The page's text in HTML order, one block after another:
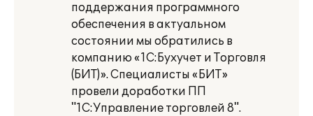
поддержания программного
обеспечения в актуальном
состоянии мы обратились в
компанию «1С:Бухучет и Торговля
(БИТ)». Специалисты «БИТ»
провели доработки ПП
"1С:Управление торговлей 8".